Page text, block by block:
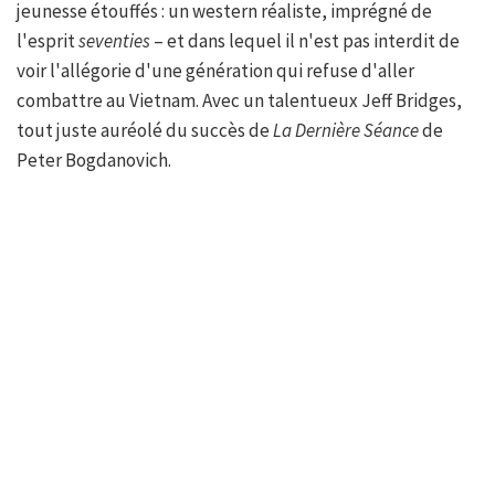
jeunesse étouffés : un western réaliste, imprégné de
l'espritseventies– et dans lequel il n'est pas interdit de
voir l'allégorie d'une génération qui refuse d'aller
combattre au Vietnam. Avec un talentueux Jeff Bridges,
tout juste auréolé du succès deLa Dernière Séancede
Peter Bogdanovich.